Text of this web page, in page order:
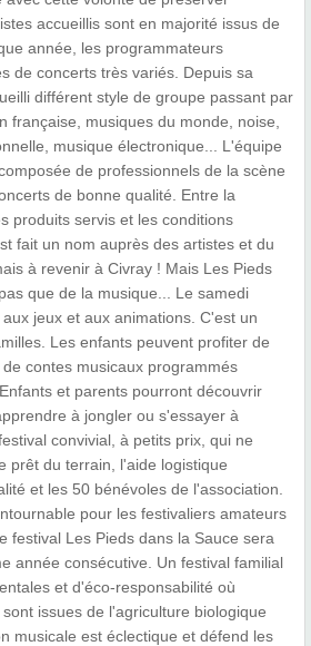
accueillis sont en majorité issus de
année, les programmateurs
de concerts très variés. Depuis sa
différent style de groupe passant par
française, musiques du monde, noise,
musique électronique... L'équipe
de professionnels de la scène
de bonne qualité. Entre la
produits servis et les conditions
fait un nom auprès des artistes et du
à revenir à Civray ! Mais Les Pieds
que de la musique... Le samedi
jeux et aux animations. C'est un
Les enfants peuvent profiter de
contes musicaux programmés
et parents pourront découvrir
à jongler ou s'essayer à
convivial, à petits prix, qui ne
prêt du terrain, l'aide logistique
et les 50 bénévoles de l'association.
pour les festivaliers amateurs
festival Les Pieds dans la Sauce sera
année consécutive. Un festival familial
et d'éco-responsabilité où
issues de l'agriculture biologique
musicale est éclectique et défend les